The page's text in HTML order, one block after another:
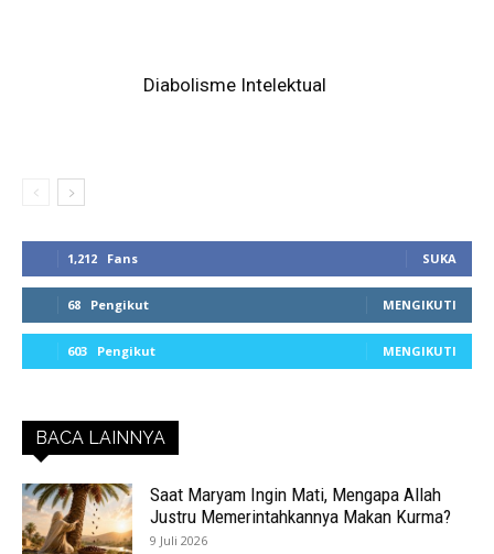
Diabolisme Intelektual
1,212 Fans SUKA
68 Pengikut MENGIKUTI
603 Pengikut MENGIKUTI
BACA LAINNYA
Saat Maryam Ingin Mati, Mengapa Allah
Justru Memerintahkannya Makan Kurma?
9 Juli 2026